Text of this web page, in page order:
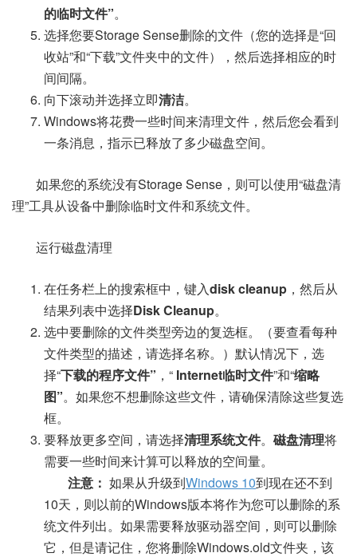
的临时文件”。
选择您要Storage Sense删除的文件（您的选择是“回
收站”和“下载”文件夹中的文件），然后选择相应的时
间间隔。
向下滚动并选择立即清洁。
Windows将花费一些时间来清理文件，然后您会看到
一条消息，指示已释放了多少磁盘空间。
如果您的系统没有Storage Sense，则可以使用“磁盘清
理”工具从设备中删除临时文件和系统文件。
运行磁盘清理
在任务栏上的搜索框中，键入disk cleanup ，然后从
结果列表中选择Disk Cleanup。
选中要删除的文件类型旁边的复选框。（要查看每种
文件类型的描述，请选择名称。）默认情况下，选
择“下载的程序文件” ，“ Internet临时文件”和“缩略
图”。如果您不想删除这些文件，请确保清除这些复选
框。
要释放更多空间，请选择清理系统文件。 磁盘清理将
需要一些时间来计算可以释放的空间量。
注意： 如果从升级到Windows 10到现在还不到
10天，则以前的Windows版本将作为您可以删除的系
统文件列出。如果需要释放驱动器空间，则可以删除
它，但是请记住，您将删除Windows.old文件夹，该